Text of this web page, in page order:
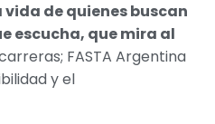
de quienes buscan
escucha, que mira al
FASTA Argentina
y el